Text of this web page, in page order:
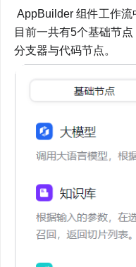
AppBuilder 组件工作流中，除了开始和结束节点以外，
目前一共有5个基础节
分支器与代码节点。